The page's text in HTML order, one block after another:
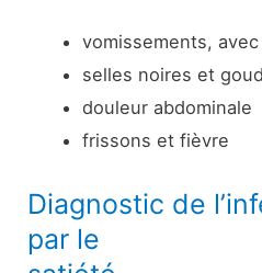
vomissements,
selles noires et
douleur abdominale
frissons et fièvre
Diagnostic de
par le